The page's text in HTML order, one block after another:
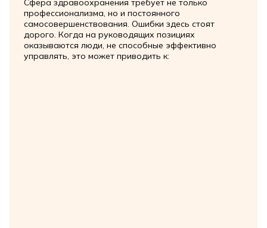
Сфера здравоохранения требует не только
профессионализма, но и постоянного
самосовершенствования. Ошибки здесь стоят
дорого. Когда на руководящих позициях
оказываются люди, не способные эффективно
управлять, это может приводить к: